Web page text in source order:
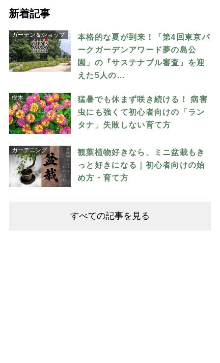
新着記事
ガーデン＆ショップ
本格的な夏が到来！「第4回東京パ
ークガーデンアワード夢の島公
園」の『サステナブル審査』を迎
えた5人の…
樹木
猛暑でも休まず咲き続ける！ 病害
虫にも強くて初心者向けの「ラン
タナ」失敗しない育て方
ガーデニング
観葉植物好きなら、ミニ盆栽もき
っと好きになる｜初心者向けの始
め方・育て方
すべての記事を見る